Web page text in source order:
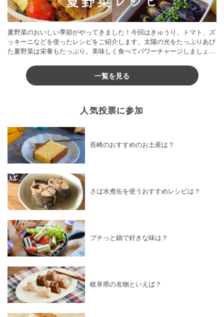
夏野菜のおいしい季節がやってきました！今回はきゅうり、トマト、ズ
ッキーニなどを使ったレシピをご紹介します。太陽の光をたっぷりあび
た夏野菜は栄養もたっぷり。美味しく食べてパワーチャージしましょう
一覧を見る
人気投票に参加
長崎のおすすめのお土産は？
さば水煮缶を使うおすすめレシピは？
プチっと鍋で好きな味は？
岐阜県の名物といえば？